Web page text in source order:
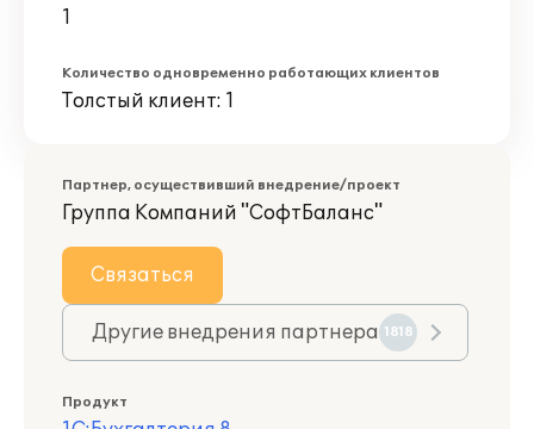
1
Количество одновременно работающих клиентов
Толстый клиент: 1
Партнер, осуществивший внедрение/проект
Группа Компаний "СофтБаланс"
Связаться
Другие внедрения партнера 1818
Продукт